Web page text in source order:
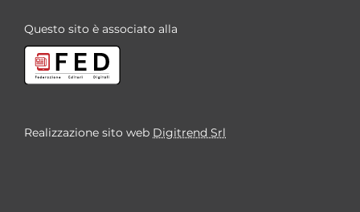
Questo sito è associato alla
Realizzazione sito web Digitrend Srl